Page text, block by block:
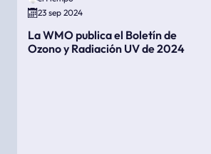
23 sep 2024
La WMO publica el Boletín de
Ozono y Radiación UV de 2024